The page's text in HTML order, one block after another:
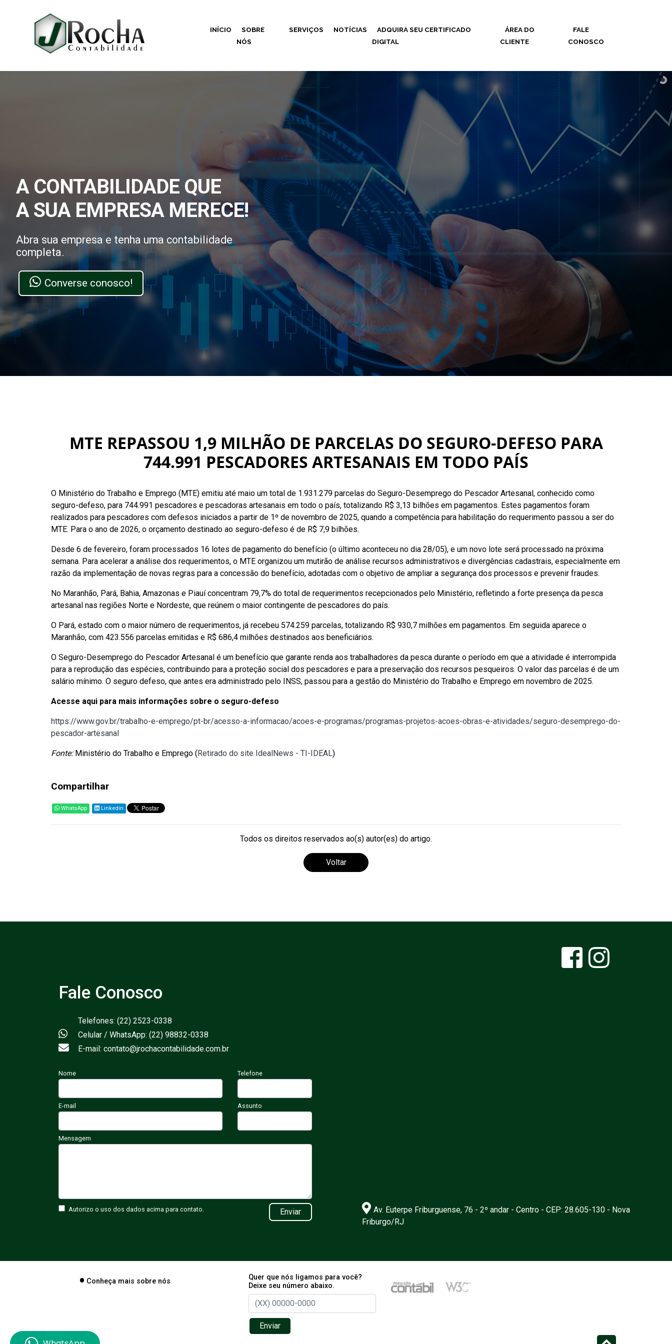
INÍCIO
SOBRE
NÓS
SERVIÇOS NOTÍCIAS
ADQUIRA SEU CERTIFICADO
DIGITAL
ÁREA DO
CLIENTE
FALE
CONOSCO
A CONTABILIDADE QUE
A SUA EMPRESA MERECE!
Abra sua empresa e tenha uma contabilidade
completa.
Converse conosco!
MTE REPASSOU 1,9 MILHÃO DE PARCELAS DO SEGURO-DEFESO PARA
744.991 PESCADORES ARTESANAIS EM TODO PAÍS
O Ministério do Trabalho e Emprego (MTE) emitiu até maio um total de 1.931.279 parcelas do Seguro-Desemprego do Pescador Artesanal, conhecido como
seguro-defeso, para 744.991 pescadores e pescadoras artesanais em todo o país, totalizando R$ 3,13 bilhões em pagamentos. Estes pagamentos foram
realizados para pescadores com defesos iniciados a partir de 1º de novembro de 2025, quando a competência para habilitação do requerimento passou a ser do
MTE. Para o ano de 2026, o orçamento destinado ao seguro-defeso é de R$ 7,9 bilhões.
Desde 6 de fevereiro, foram processados 16 lotes de pagamento do benefício (o último aconteceu no dia 28/05), e um novo lote será processado na próxima
semana. Para acelerar a análise dos requerimentos, o MTE organizou um mutirão de análise recursos administrativos e divergências cadastrais, especialmente em
razão da implementação de novas regras para a concessão do benefício, adotadas com o objetivo de ampliar a segurança dos processos e prevenir fraudes.
No Maranhão, Pará, Bahia, Amazonas e Piauí concentram 79,7% do total de requerimentos recepcionados pelo Ministério, refletindo a forte presença da pesca
artesanal nas regiões Norte e Nordeste, que reúnem o maior contingente de pescadores do país.
O Pará, estado com o maior número de requerimentos, já recebeu 574.259 parcelas, totalizando R$ 930,7 milhões em pagamentos. Em seguida aparece o
Maranhão, com 423.556 parcelas emitidas e R$ 686,4 milhões destinados aos beneficiários.
O Seguro-Desemprego do Pescador Artesanal é um benefício que garante renda aos trabalhadores da pesca durante o período em que a atividade é interrompida
para a reprodução das espécies, contribuindo para a proteção social dos pescadores e para a preservação dos recursos pesqueiros. O valor das parcelas é de um
salário mínimo. O seguro defeso, que antes era administrado pelo INSS, passou para a gestão do Ministério do Trabalho e Emprego em novembro de 2025.
Acesse aqui para mais informações sobre o seguro-defeso
https://www.gov.br/trabalho-e-emprego/pt-br/acesso-a-informacao/acoes-e-programas/programas-projetos-acoes-obras-e-atividades/seguro-desemprego-do-
pescador-artesanal
Fonte:Ministério do Trabalho e Emprego (Retirado do site IdealNews - TI-IDEAL)
Compartilhar
WhatsApp Linkedin
Todos os direitos reservados ao(s) autor(es) do artigo.
Voltar
Fale Conosco
Telefones: (22) 2523-0338
Celular / WhatsApp: (22) 98832-0338
E-mail: contato@jrochacontabilidade.com.br
Nome Telefone
E-mail Assunto
Mensagem
Autorizo o uso dos dados acima para contato. Enviar
Av. Euterpe Friburguense, 76 - 2º andar - Centro - CEP: 28.605-130 - Nova
Friburgo/RJ
Conheça mais sobre nós
Quer que nós ligamos para você?
Deixe seu número abaixo.
Enviar